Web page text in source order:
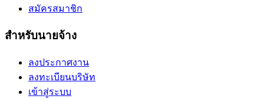
สมัครสมาชิก
สำหรับนายจ้าง
ลงประกาศงาน
ลงทะเบียนบริษัท
เข้าสู่ระบบ